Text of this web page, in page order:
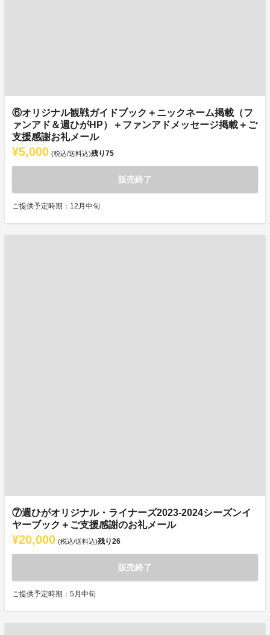
⑥オリジナル観戦ガイドブック＋ニックネーム掲載（フ
ァンアド＆週ひがHP）＋ファンアドメッセージ掲載＋ご
支援感謝お礼メール
¥5,000 (税込/送料込)残り75
販売終了
ご提供予定時期：12月中旬
⑦週ひがオリジナル・ライナーズ2023-2024シーズンイ
ヤーブック＋ご支援感謝のお礼メール
¥20,000 (税込/送料込)残り26
販売終了
ご提供予定時期：5月中旬